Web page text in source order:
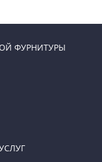
ФУРНИТУРЫ